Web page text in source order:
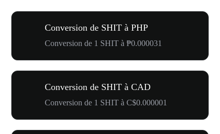
Conversion de SHIT à PHP
Conversion de 1 SHIT à ₱0.000031
Conversion de SHIT à CAD
Conversion de 1 SHIT à C$0.000001